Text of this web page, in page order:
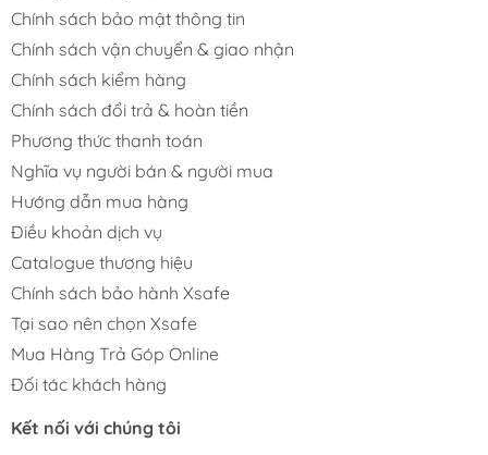
Chính sách bảo mật thông tin
Chính sách vận chuyển & giao nhận
Chính sách kiểm hàng
Chính sách đổi trả & hoàn tiền
Phương thức thanh toán
Nghĩa vụ người bán & người mua
Hướng dẫn mua hàng
Điều khoản dịch vụ
Catalogue thương hiệu
Chính sách bảo hành Xsafe
Tại sao nên chọn Xsafe
Mua Hàng Trả Góp Online
Đối tác khách hàng
Kết nối với chúng tôi